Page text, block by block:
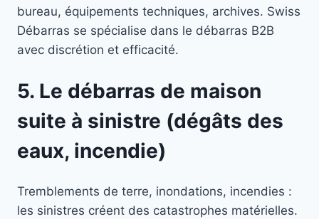
bureau, équipements techniques, archives. Swiss
Débarras se spécialise dans le débarras B2B
avec discrétion et efficacité.
5. Le débarras de maison
suite à sinistre (dégâts des
eaux, incendie)
Tremblements de terre, inondations, incendies :
les sinistres créent des catastrophes matérielles.